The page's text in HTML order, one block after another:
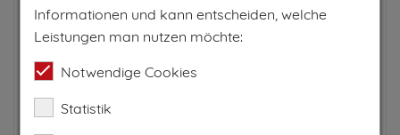
Unser Hotel liegt im sonnigen Stadtteil Zell direkt
an der türkisblauen Ybbs mit einem
fantastischen Blick auf die Altstadt von
Waidhofen an der Ybbs. Seit 1990 wird das
Informationen und kann entscheiden, welche
Leistungen man nutzen möchte:
Notwendige Cookies
Statistik